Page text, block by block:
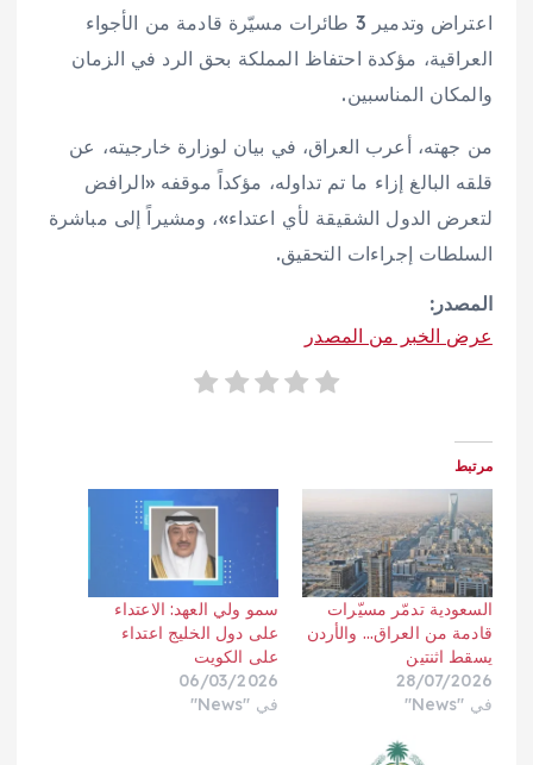
اعتراض وتدمير 3 طائرات مسيّرة قادمة من الأجواء
العراقية، مؤكدة احتفاظ المملكة بحق الرد في الزمان
والمكان المناسبين.
من جهته، أعرب العراق، في بيان لوزارة خارجيته، عن
قلقه البالغ إزاء ما تم تداوله، مؤكداً موقفه «الرافض
لتعرض الدول الشقيقة لأي اعتداء»، ومشيراً إلى مباشرة
السلطات إجراءات التحقيق.
المصدر:
عرض الخبر من المصدر
مرتبط
السعودية تدمّر مسيّرات
قادمة من العراق… والأردن
يسقط اثنتين
28/07/2026
في "News"
سمو ولي العهد: الاعتداء
على دول الخليج اعتداء
على الكويت
06/03/2026
في "News"